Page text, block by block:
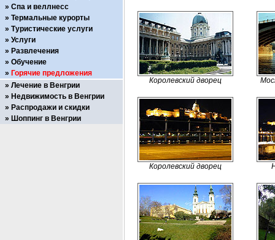
Королевский дворец
Королевский дворец
Спа и веллнесс
Термальные курорты
Туристические услуги
Услуги
Развлечения
Обучение
Горячие предложения
Лечение в Венгрии
Недвижимость в Венгрии
Распродажи и скидки
Шоппинг в Венгрии